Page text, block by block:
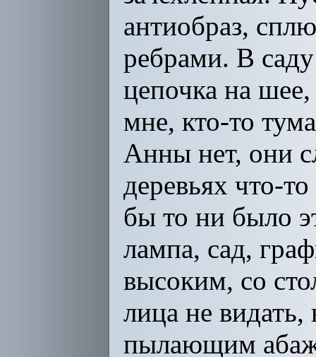
антиобраз,
ребрами. В
цепочка на
мне, кто-то
Анны нет, они
деревьях что-
бы то ни было
лампа, сад,
высоким, со
лица не
пылающим